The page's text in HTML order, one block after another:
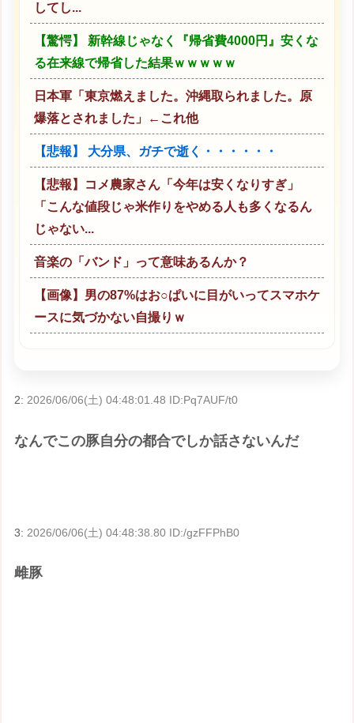
してし...
【驚愕】 新幹線じゃなく『帰省費4000円』安くな
る在来線で帰省した結果ｗｗｗｗｗ
日本軍「東京燃えました。沖縄取られました。原
爆落とされました」←これ他
【悲報】 大分県、ガチで逝く・・・・・・
【悲報】コメ農家さん「今年は安くなりすぎ」
「こんな値段じゃ米作りをやめる人も多くなるん
じゃない...
音楽の「バンド」って意味あるんか？
【画像】男の87%はお○ぱいに目がいってスマホケ
ースに気づかない自撮りｗ
2:2026/06/06(土) 04:48:01.48 ID:Pq7AUF/t0
なんでこの豚自分の都合でしか話さないんだ
3: 2026/06/06(土) 04:48:38.80 ID:/gzFFPhB0
雌豚